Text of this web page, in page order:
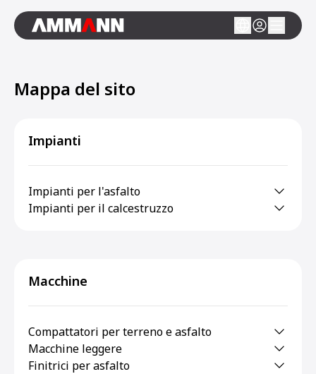
Mappa del sito
Impianti
Impianti per l'asfalto
Impianti per il calcestruzzo
Macchine
Compattatori per terreno e asfalto
Macchine leggere
Finitrici per asfalto